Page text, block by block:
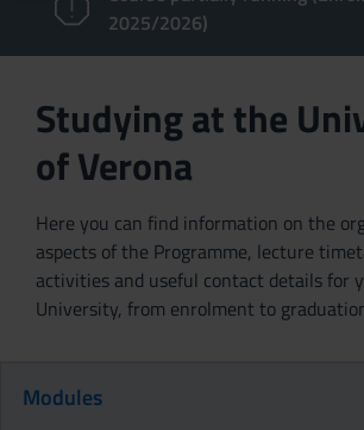
2025/2026)
Studying at the
of Verona
Here you can find information on the
aspects of the Programme, lecture
activities and useful contact details for
University, from enrolment to
Modules